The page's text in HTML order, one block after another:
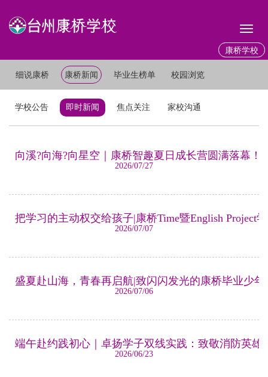
康桥学校
细说康桥 康桥新闻 毕业生榜单 校园浏览
学校公告 即时新闻 焦点关注 家校沟通
向溪?向海?向星空｜康桥智趣夏日成长营圆满落幕！
2026/07/27
把学习的主动权交给孩子|康桥Time暨English Project
2026/07/07
盛夏赴山海，青春再启航|致闪闪发光的康桥毕业少年
2026/07/06
端午赴约践初心｜卓扬学子双线实践：致敬消防英雄
2026/06/23